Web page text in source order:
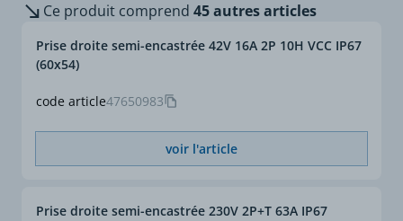
Ce produit comprend 45 autres articles
code article47650983
Prise droite semi-encastrée 42V 16A 2P 10H VCC IP67
(60x54)
voir l'article
Prise droite semi-encastrée 230V 2P+T 63A IP67